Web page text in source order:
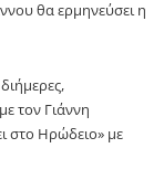
θα ερμηνεύσει η
τον Γιάννη
στο Ηρώδειο» με